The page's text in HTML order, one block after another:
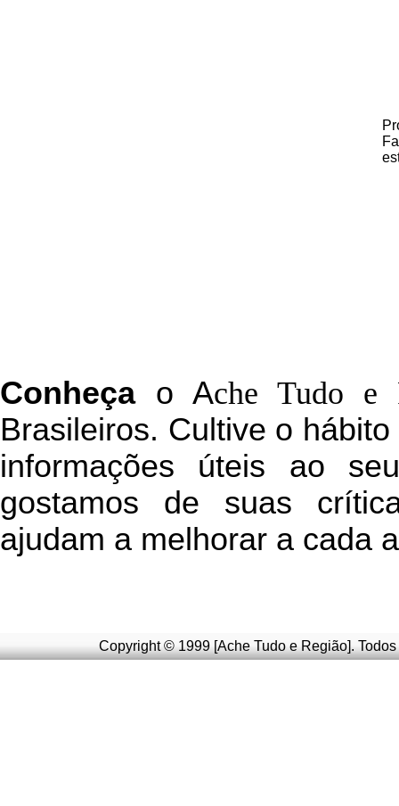
Conheçao Ache Tudo e
Brasileiros. Cultive o
informações úteis ao
gostamos de suas
ajudam a melhorar a cada
Copyright © 1999 [Ache Tudo e Região].